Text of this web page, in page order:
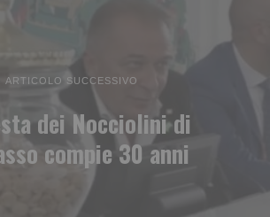
ARTICOLO SUCCESSIVO
dei Nocciolini di
compie 30 anni